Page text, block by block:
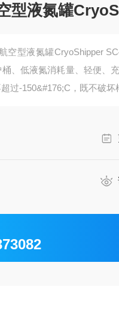
型液氮罐
空型液氮罐CryoShipper
、低液氮消耗量、轻便、
过-150&#176;C，既不破坏